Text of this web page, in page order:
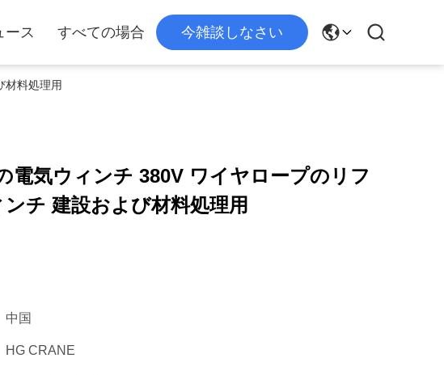
ース すべての場合 今雑談しなさい
材料処理用
電気ウィンチ 380V ワイヤロープのリフ
チ 建設および材料処理用
中国
HG CRANE